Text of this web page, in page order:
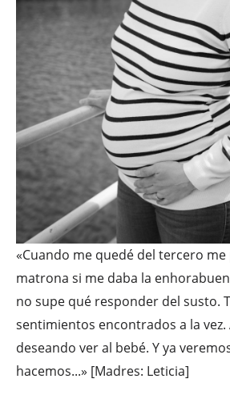
«Cuando me quedé del tercero
matrona si me daba la
no supe qué responder del susto.
sentimientos encontrados a la
deseando ver al bebé. Y ya
hacemos...» [Madres: Leticia]